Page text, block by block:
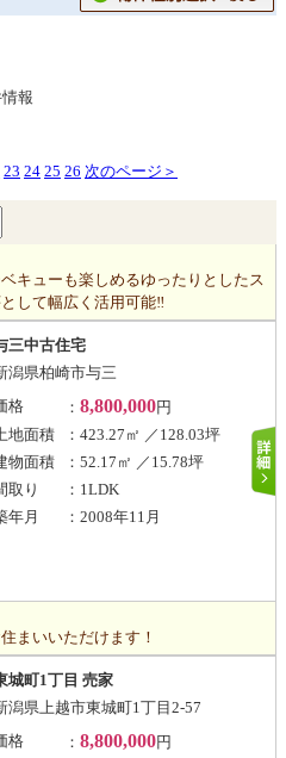
報
23 24 25 26 次のページ＞
キューも楽しめるゆったりとしたス
して幅広く活用可能‼
三中古住宅
潟県柏崎市与三
格
： 8,800,000円
地面積
：423.27㎡ ／128.03坪
物面積
：52.17㎡ ／15.78坪
取り
：1LDK
年月
：2008年11月
まいいただけます！
城町1丁目 売家
潟県上越市東城町1丁目2-57
格
： 8,800,000円